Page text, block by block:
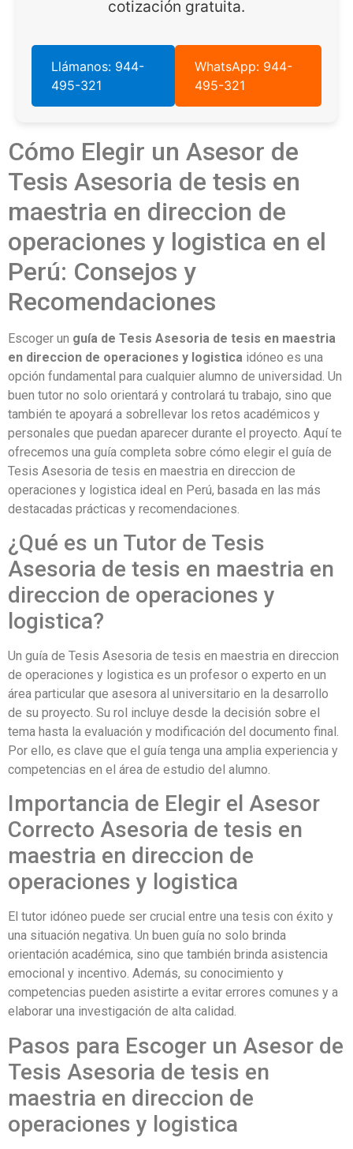
cotización gratuita.
Llámanos: 944-
495-321
WhatsApp: 944-
495-321
Cómo Elegir un Asesor de
Tesis Asesoria de tesis en
maestria en direccion de
operaciones y logistica en el
Perú: Consejos y
Recomendaciones
Escoger un guía de Tesis Asesoria de tesis en maestria
en direccion de operaciones y logistica idóneo es una
opción fundamental para cualquier alumno de universidad. Un
buen tutor no solo orientará y controlará tu trabajo, sino que
también te apoyará a sobrellevar los retos académicos y
personales que puedan aparecer durante el proyecto. Aquí te
ofrecemos una guía completa sobre cómo elegir el guía de
Tesis Asesoria de tesis en maestria en direccion de
operaciones y logistica ideal en Perú, basada en las más
destacadas prácticas y recomendaciones.
¿Qué es un Tutor de Tesis
Asesoria de tesis en maestria en
direccion de operaciones y
logistica?
Un guía de Tesis Asesoria de tesis en maestria en direccion
de operaciones y logistica es un profesor o experto en un
área particular que asesora al universitario en la desarrollo
de su proyecto. Su rol incluye desde la decisión sobre el
tema hasta la evaluación y modificación del documento final.
Por ello, es clave que el guía tenga una amplia experiencia y
competencias en el área de estudio del alumno.
Importancia de Elegir el Asesor
Correcto Asesoria de tesis en
maestria en direccion de
operaciones y logistica
El tutor idóneo puede ser crucial entre una tesis con éxito y
una situación negativa. Un buen guía no solo brinda
orientación académica, sino que también brinda asistencia
emocional y incentivo. Además, su conocimiento y
competencias pueden asistirte a evitar errores comunes y a
elaborar una investigación de alta calidad.
Pasos para Escoger un Asesor de
Tesis Asesoria de tesis en
maestria en direccion de
operaciones y logistica